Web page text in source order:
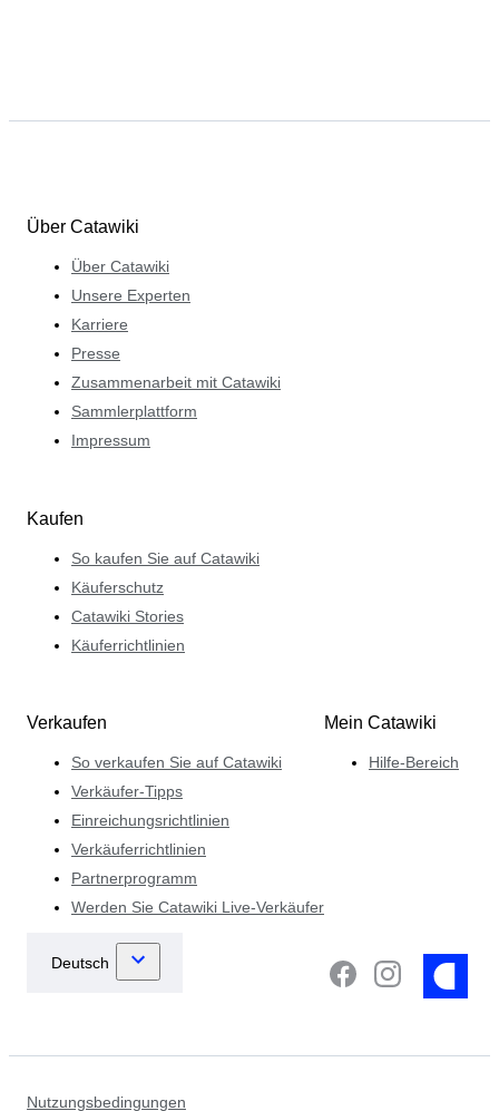
Über Catawiki
Über Catawiki
Unsere Experten
Karriere
Presse
Zusammenarbeit mit Catawiki
Sammlerplattform
Impressum
Kaufen
So kaufen Sie auf Catawiki
Käuferschutz
Catawiki Stories
Käuferrichtlinien
Verkaufen
So verkaufen Sie auf Catawiki
Verkäufer-Tipps
Einreichungsrichtlinien
Verkäuferrichtlinien
Partnerprogramm
Werden Sie Catawiki Live-Verkäufer
Mein Catawiki
Hilfe-Bereich
Nutzungsbedingungen